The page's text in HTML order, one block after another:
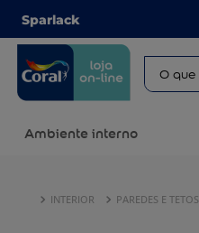
Sparlack
Ambiente interno
INTERIOR PAREDES E TETOS